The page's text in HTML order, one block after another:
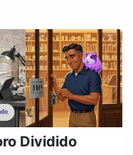
Dividido